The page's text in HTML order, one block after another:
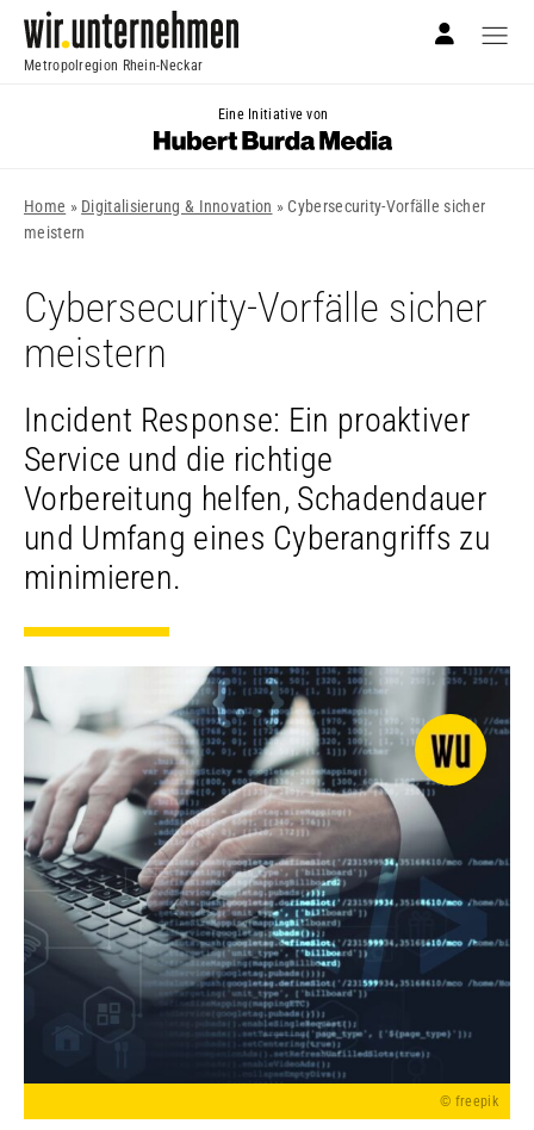
Metropolregion Rhein-Neckar
Eine Initiative von
Home » Digitalisierung & Innovation » Cybersecurity-Vorfälle sicher
meistern
Cybersecurity-Vorfälle sicher
meistern
Incident Response: Ein proaktiver
Service und die richtige
Vorbereitung helfen, Schadendauer
und Umfang eines Cyberangriffs zu
minimieren.
© freepik